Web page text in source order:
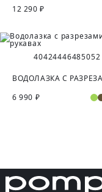
12 290 ₽
40424446485052
6 990 ₽